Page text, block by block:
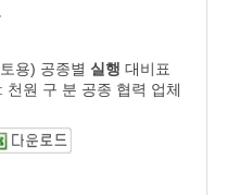
용) 공종별 실행 대비표
원 구 분 공종 협력 업체